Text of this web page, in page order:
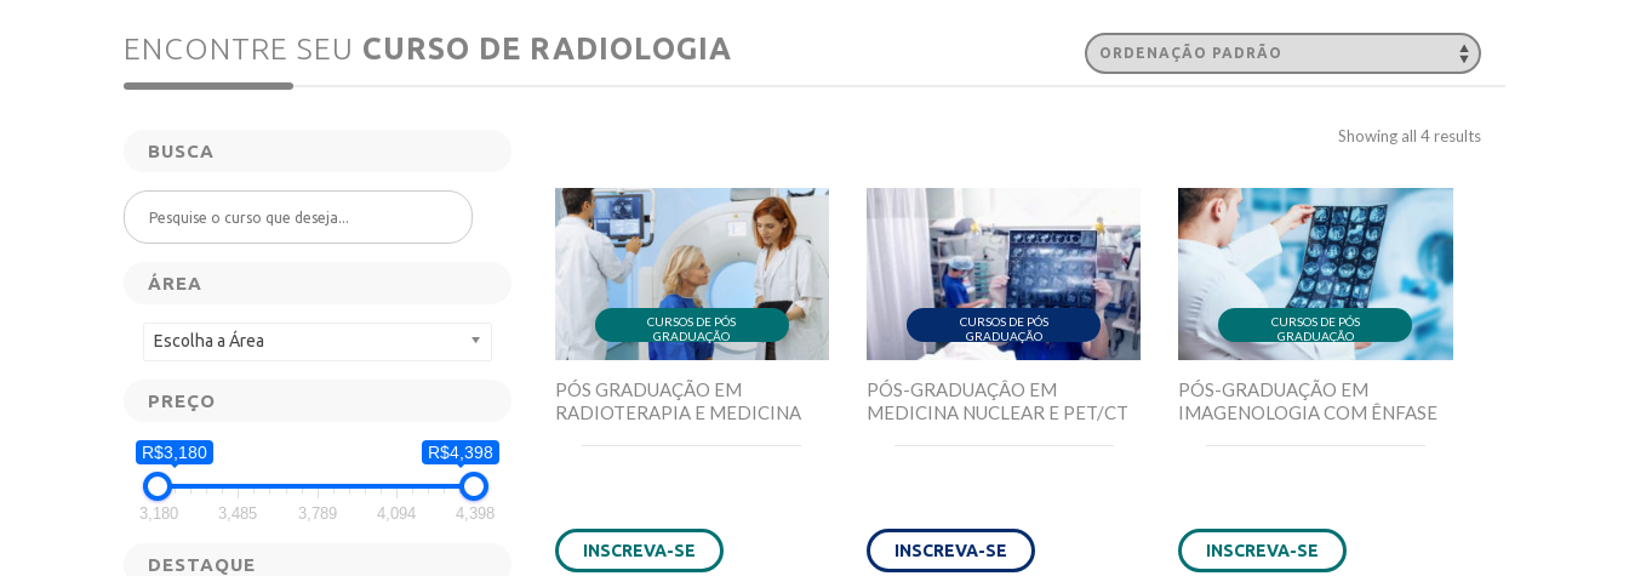
ENCONTRE SEU CURSO DE RADIOLOGIA
BUSCA
ÁREA
Escolha a Área
PREÇO
R$3,180 R$4,398
3,180 3,485 3,789 4,094 4,398
DESTAQUE
Showing all 4 results
CURSOS DE PÓS
GRADUAÇÃO
PÓS GRADUAÇÃO EM
RADIOTERAPIA E MEDICINA
INSCREVA-SE
CURSOS DE PÓS
GRADUAÇÃO
PÓS-GRADUAÇÂO EM
MEDICINA NUCLEAR E PET/CT
INSCREVA-SE
CURSOS DE PÓS
GRADUAÇÃO
PÓS-GRADUAÇÃO EM
IMAGENOLOGIA COM ÊNFASE
INSCREVA-SE